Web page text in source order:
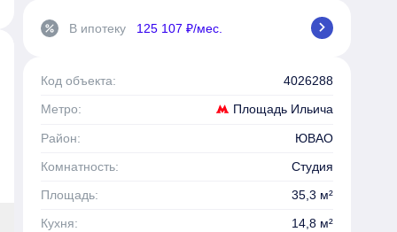
percent В ипотеку 125 107 ₽/мес. chevron_right
Код объекта: 4026288
Метро: Площадь Ильича
Район:
ЮВАО
Комнатность:
Студия
Площадь:
35,3 м²
Кухня:
14,8 м²